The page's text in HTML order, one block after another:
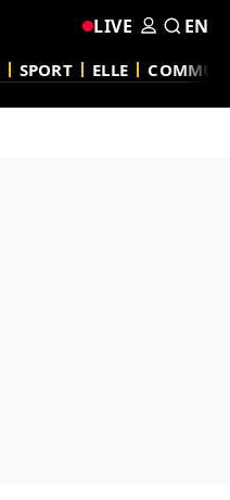
SPORT ELLE
LIVE EN